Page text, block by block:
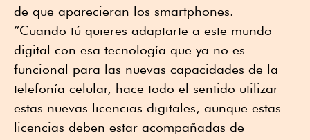
de que aparecieran los smartphones.
“Cuando tú quieres adaptarte a este mundo
digital con esa tecnología que ya no es
funcional para las nuevas capacidades de la
telefonía celular, hace todo el sentido utilizar
estas nuevas licencias digitales, aunque estas
licencias deben estar acompañadas de